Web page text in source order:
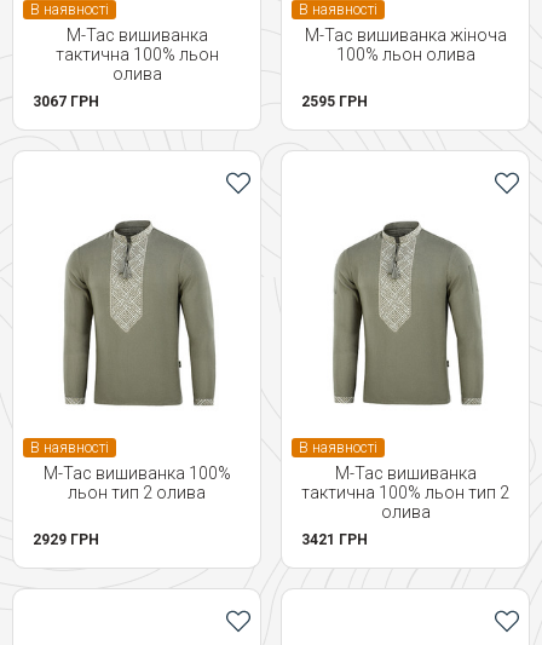
В наявності
M-Tac вишиванка
тактична 100% льон
олива
3067 ГРН
В наявності
M-Tac вишиванка жіноча
100% льон олива
2595 ГРН
В наявності
M-Tac вишиванка 100%
льон тип 2 олива
2929 ГРН
В наявності
M-Tac вишиванка
тактична 100% льон тип 2
олива
3421 ГРН